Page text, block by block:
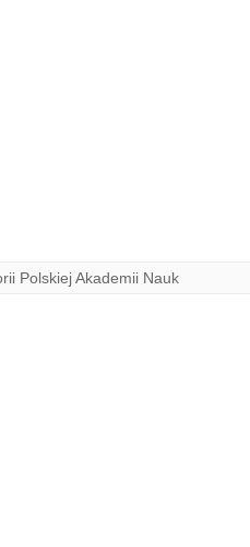
Polskiej Akademii Nauk